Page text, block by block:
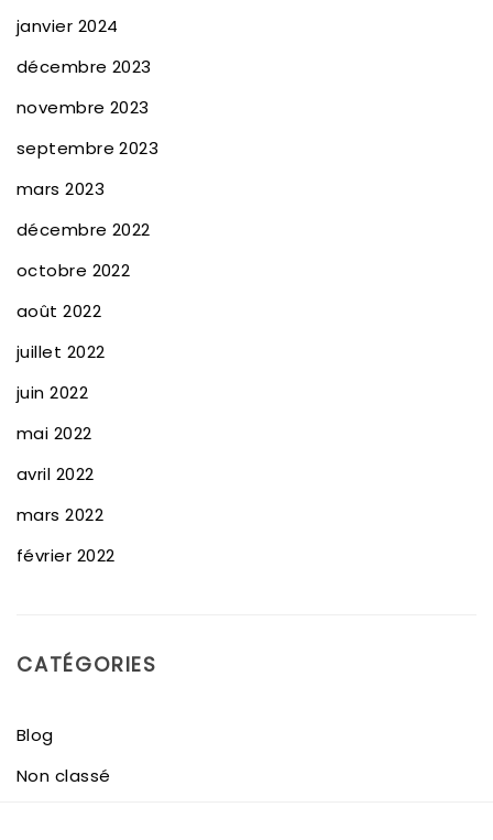
janvier 2024
décembre 2023
novembre 2023
septembre 2023
mars 2023
décembre 2022
octobre 2022
août 2022
juillet 2022
juin 2022
mai 2022
avril 2022
mars 2022
février 2022
CATÉGORIES
Blog
Non classé